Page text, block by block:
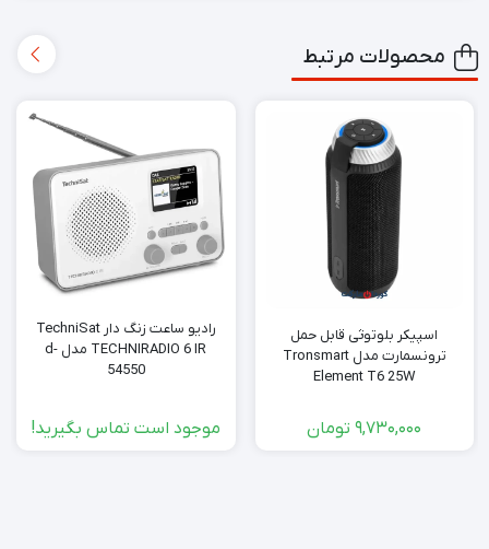
محصولات مرتبط
اسپیکر بلوتوثی قابل حمل
ترونسمارت مدل Tronsmart
Element T6 25W
9,730,000 تومان
رادیو ساعت زنگ دار TechniSat
TECHNIRADIO 6 IR مدل d-
54550
موجود است تماس بگیرید!